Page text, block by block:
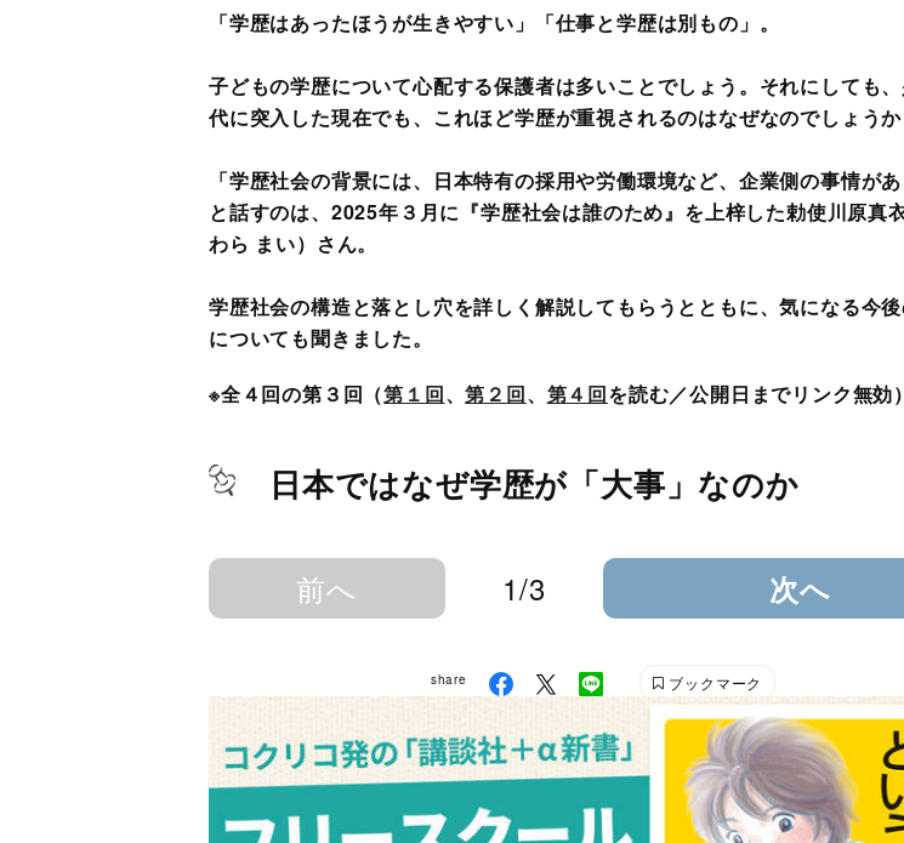
「学歴はあったほうが生きやすい」「仕事と学歴は別もの」。
子どもの学歴について心配する保護者は多いことでしょう。それにしても
代に突入した現在でも、これほど学歴が重視されるのはなぜなのでしょうか
「学歴社会の背景には、日本特有の採用や労働環境など、企業側の事情があ
と話すのは、2025年３月に『学歴社会は誰のため』を上梓した勅使川原真
わら まい）さん。
学歴社会の構造と落とし穴を詳しく解説してもらうとともに、気になる今後
についても聞きました。
※全４回の第３回（第１回、第２回、 第４回を読む／公開日までリンク無効）
日本ではなぜ学歴が「大事」なのか
前へ 1/3 次へ
share ブックマーク